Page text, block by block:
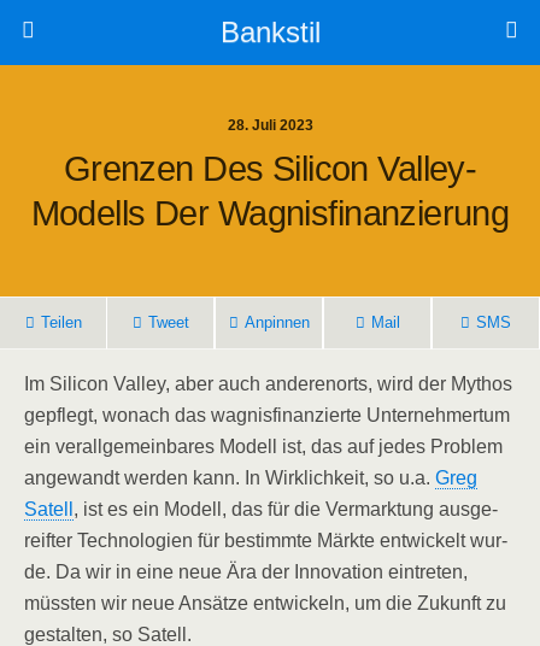
Bankstil
28. Juli 2023
Gren­zen Des Sili­con Val­ley-
Modells Der Wagnisfinanzierung
Tei­len Tweet Anpin­nen Mail SMS
Im Sili­con Val­ley, aber auch ande­ren­orts, wird der Mythos
gepflegt, wonach das wag­nis­fi­nan­zier­te Unter­neh­mer­tum
ein ver­all­ge­mein­ba­res Modell ist, das auf jedes Pro­blem
ange­wandt wer­den kann. In Wirk­lich­keit, so u.a. Greg
Satell , ist es ein Modell, das für die Ver­mark­tung aus­ge­
reif­ter Tech­no­lo­gien für bestimm­te Märk­te ent­wi­ckelt wur­
de. Da wir in eine neue Ära der Inno­va­ti­on ein­tre­ten,
müss­ten wir neue Ansät­ze ent­wi­ckeln, um die Zukunft zu
gestal­ten, so Satell.